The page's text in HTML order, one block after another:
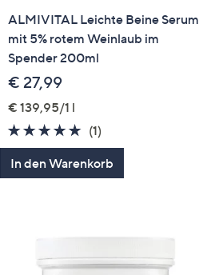
ALMIVITAL Leichte Beine Serum
mit 5% rotem Weinlaub im
Spender 200ml
€ 27,99
€ 139,95/1 l
5.0
von
5
(1)1
Bewertungen
In den Warenkorb